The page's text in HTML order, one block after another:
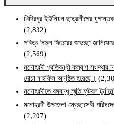
খিদিরপুর ইউনিয়ন ছাত্রলীগের
(2,832)
পবিত্র ঈদুল ফিতরের শুভেচ্ছা
(2,569)
মনোহরদী প্রতিবন্ধী কল্যাণ সংস্থার
দোয়া মাহফিল অনুষ্ঠিত হয়েছে।
মনোহরদীতে বঙ্গবন্ধু স্মৃতি ফুটবল
মনোহরদী উপজেলা স্বেচ্ছাসেবী
(2,207)